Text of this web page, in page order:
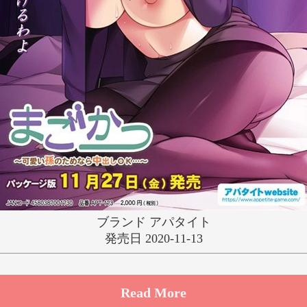
ゆ
り る れ
ブランド アパタイト
発売日 2020-11-13
Read More